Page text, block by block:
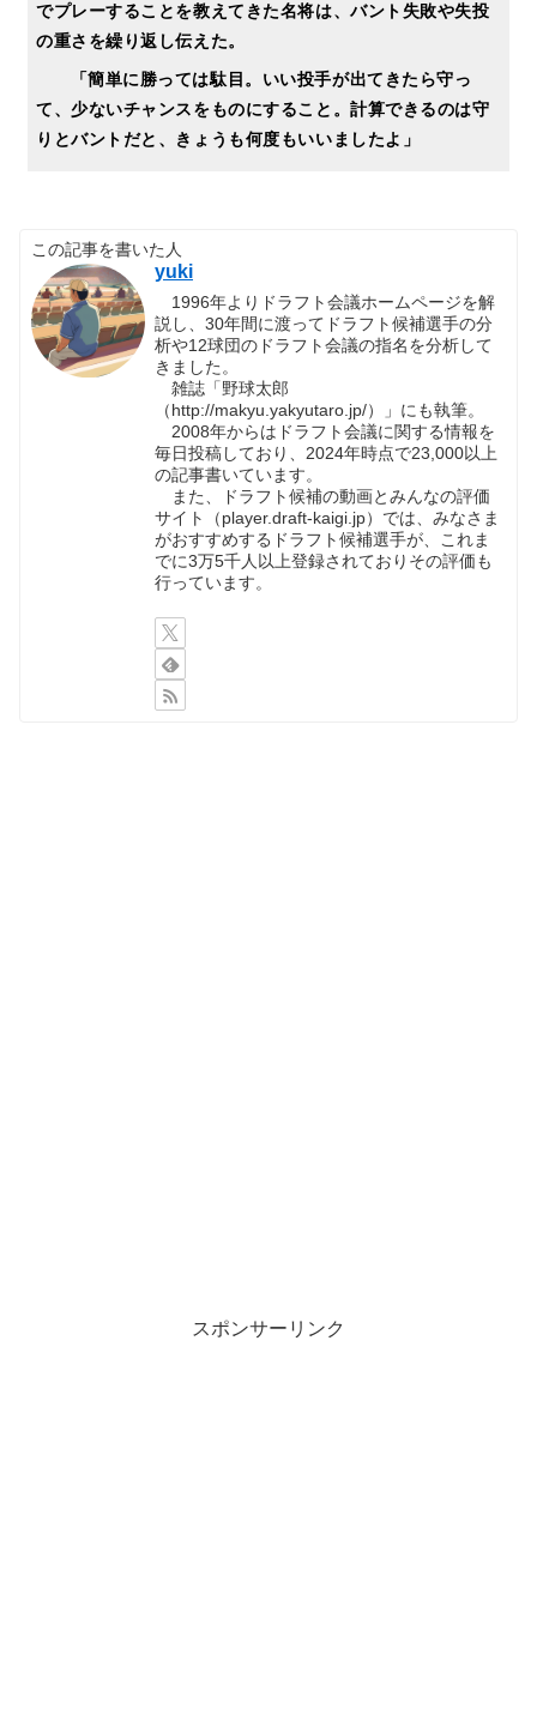
でプレーすることを教えてきた名将は、バント失敗や失投
の重さを繰り返し伝えた。
「簡単に勝っては駄目。いい投手が出てきたら守っ
て、少ないチャンスをものにすること。計算できるのは守
りとバントだと、きょうも何度もいいましたよ」
この記事を書いた人
yuki
1996年よりドラフト会議ホームページを解
説し、30年間に渡ってドラフト候補選手の分
析や12球団のドラフト会議の指名を分析して
きました。
雑誌「野球太郎
（http://makyu.yakyutaro.jp/）」にも執筆。
2008年からはドラフト会議に関する情報を
毎日投稿しており、2024年時点で23,000以上
の記事書いています。
また、ドラフト候補の動画とみんなの評価
サイト（player.draft-kaigi.jp）では、みなさま
がおすすめするドラフト候補選手が、これま
でに3万5千人以上登録されておりその評価も
行っています。
スポンサーリンク